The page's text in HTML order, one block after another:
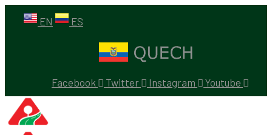
EN ES
Facebook Twitter Instagram Youtube